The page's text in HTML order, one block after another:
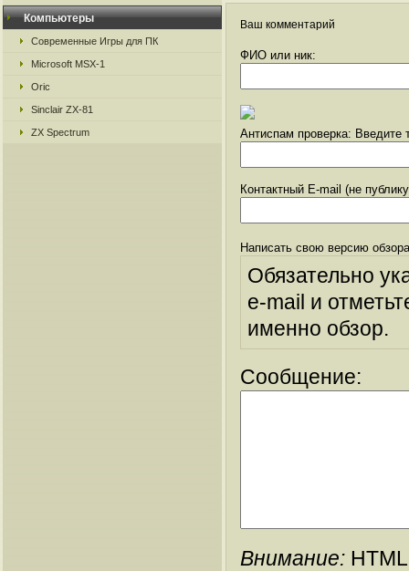
Компьютеры
Современные Игры для ПК
Microsoft MSX-1
Oric
Sinclair ZX-81
ZX Spectrum
Ваш комментарий
ФИО или ник:
Антиспам проверка: Введите
Контактный E-mail (не
Написать свою версию
Обязательно
e-mail и
именно обзор.
Сообщение:
Внимание: